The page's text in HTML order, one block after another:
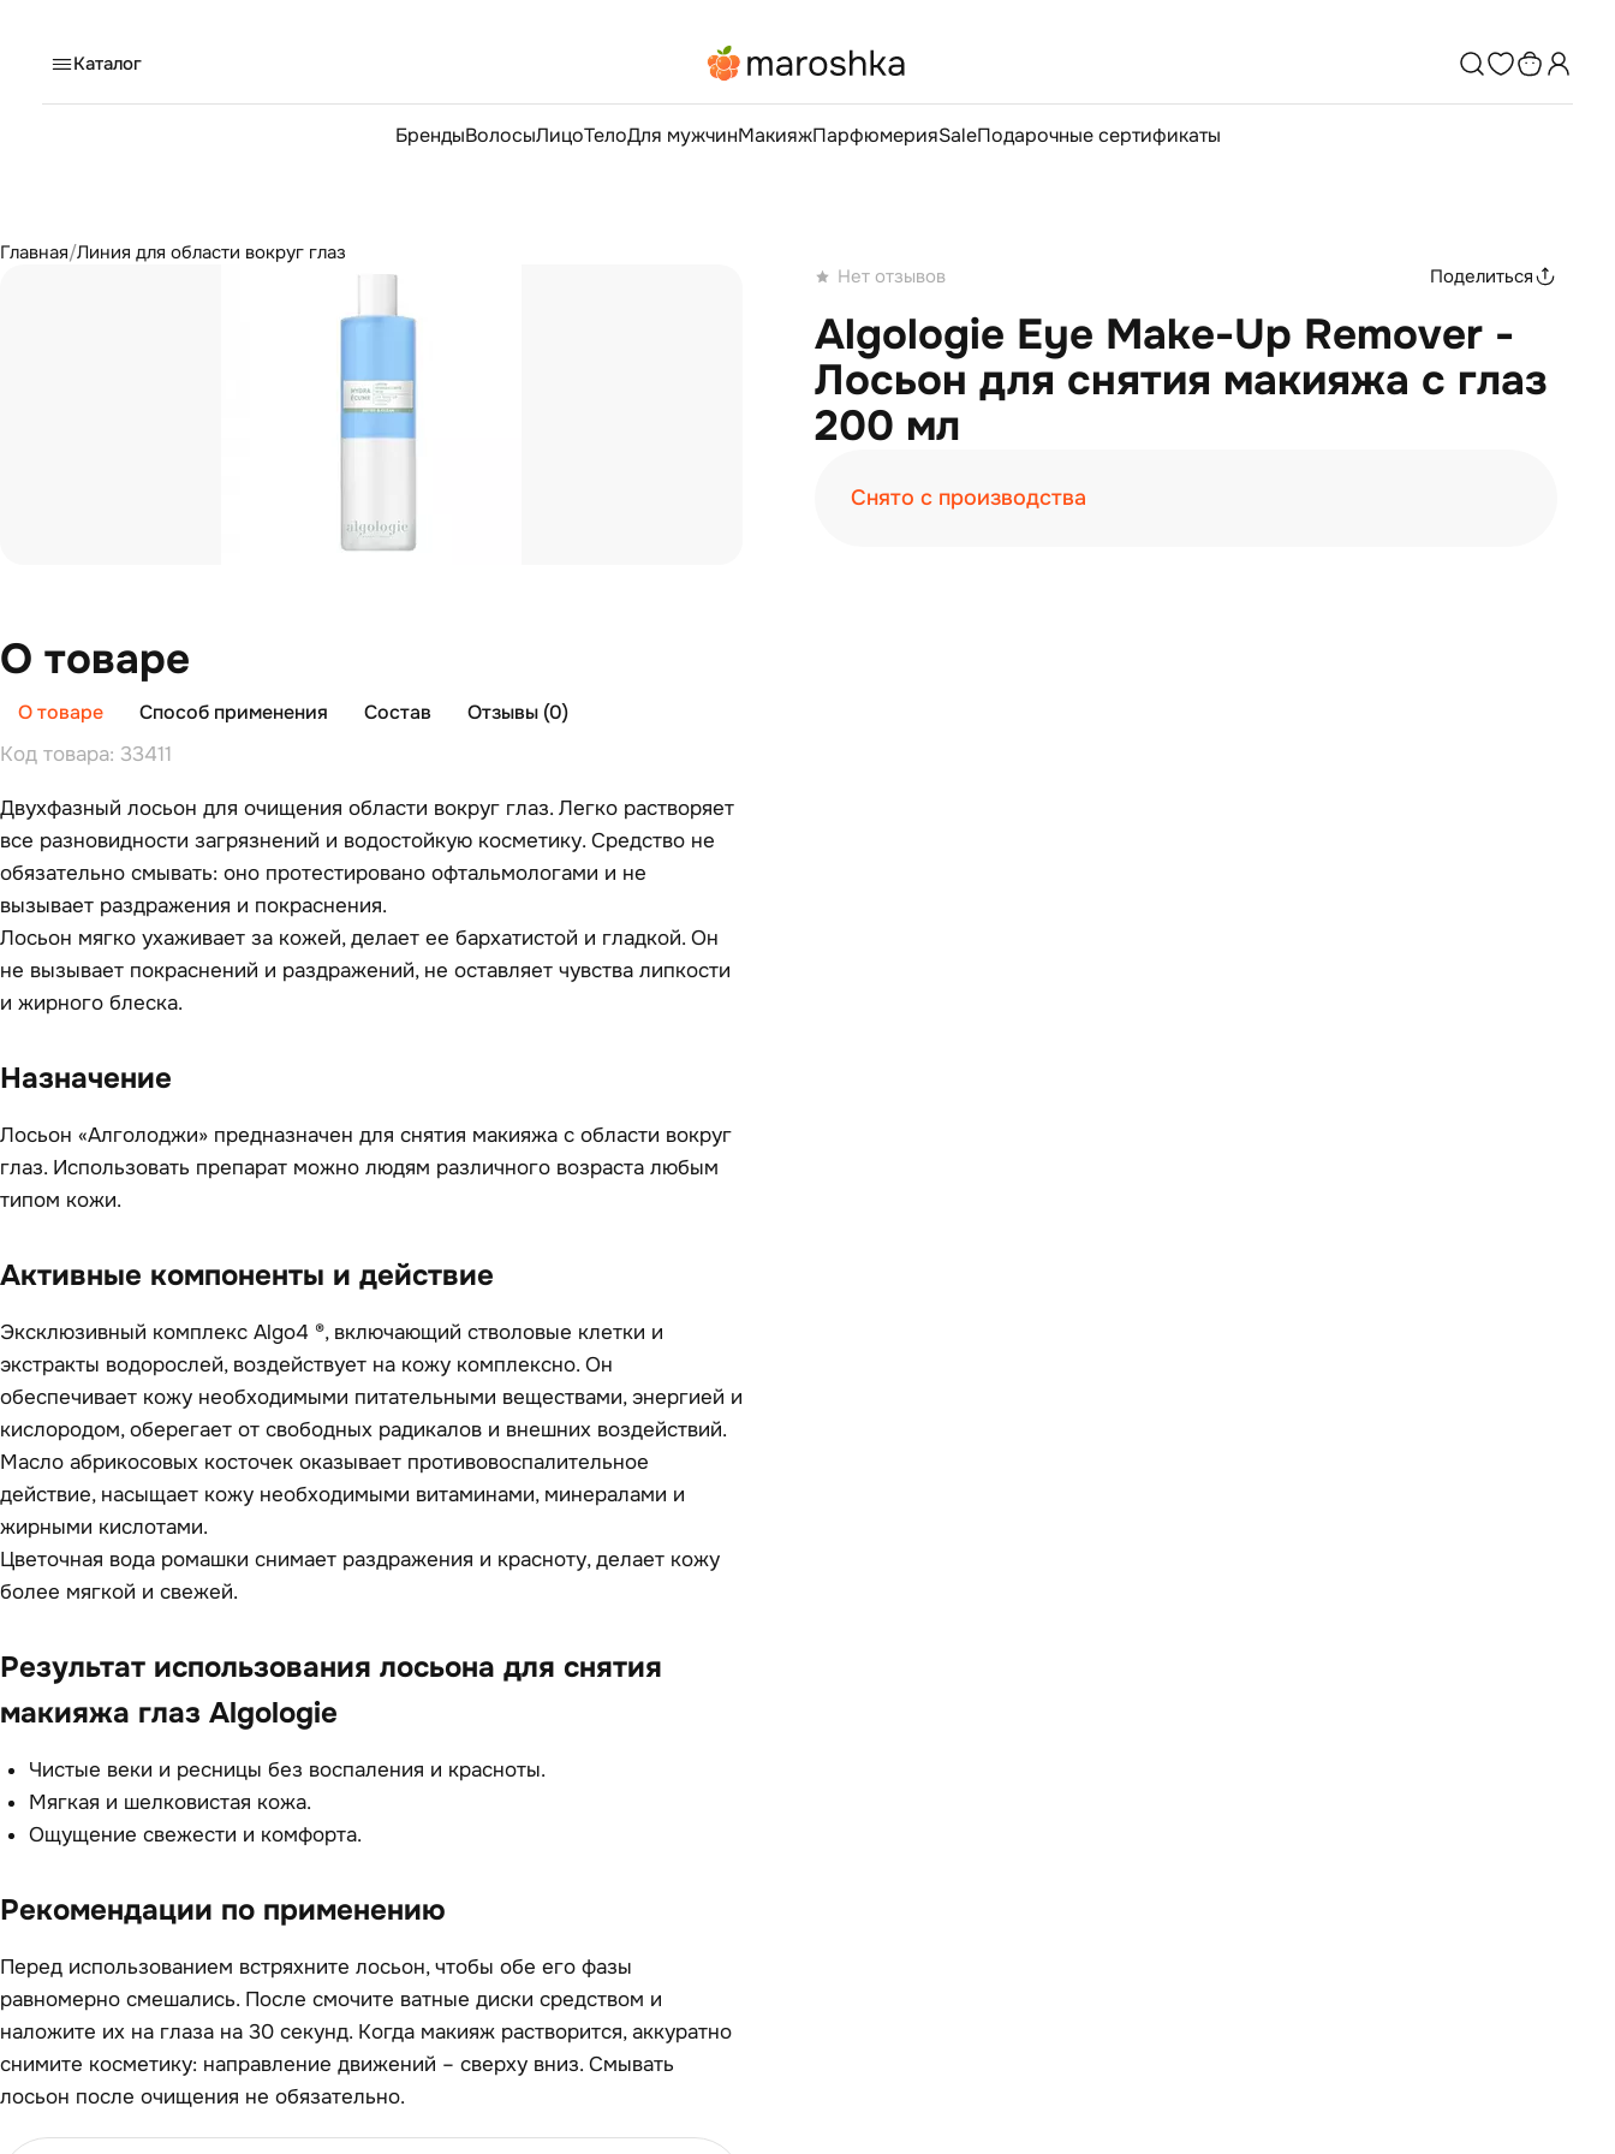
Каталог
БрендыВолосыЛицоТелоДля мужчинМакияжПарфюмерияSaleПодарочные сертификаты
Главная/Линия для области вокруг глаз
Нет отзывов
Поделиться
Algologie Eye Make-Up Remover -
Лосьон для снятия макияжа с глаз
200 мл
Снято с производства
О товаре
О товаре Способ применения Состав
Отзывы (0)
Код товара: 33411
Двухфазный лосьон для очищения области вокруг глаз. Легко растворяет
все разновидности загрязнений и водостойкую косметику. Средство не
обязательно смывать: оно протестировано офтальмологами и не
вызывает раздражения и покраснения.
Лосьон мягко ухаживает за кожей, делает ее бархатистой и гладкой. Он
не вызывает покраснений и раздражений, не оставляет чувства липкости
и жирного блеска.
Назначение
Лосьон «Алголоджи» предназначен для снятия макияжа с области вокруг
глаз. Использовать препарат можно людям различного возраста любым
типом кожи.
Активные компоненты и действие
Эксклюзивный комплекс Algo4 ®, включающий стволовые клетки и
экстракты водорослей, воздействует на кожу комплексно. Он
обеспечивает кожу необходимыми питательными веществами, энергией и
кислородом, оберегает от свободных радикалов и внешних воздействий.
Масло абрикосовых косточек оказывает противовоспалительное
действие, насыщает кожу необходимыми витаминами, минералами и
жирными кислотами.
Цветочная вода ромашки снимает раздражения и красноту, делает кожу
более мягкой и свежей.
Результат использования лосьона для снятия
макияжа глаз Algologie
Чистые веки и ресницы без воспаления и красноты.
Мягкая и шелковистая кожа.
Ощущение свежести и комфорта.
Рекомендации по применению
Перед использованием встряхните лосьон, чтобы обе его фазы
равномерно смешались. После смочите ватные диски средством и
наложите их на глаза на 30 секунд. Когда макияж растворится, аккуратно
снимите косметику: направление движений – сверху вниз. Смывать
лосьон после очищения не обязательно.